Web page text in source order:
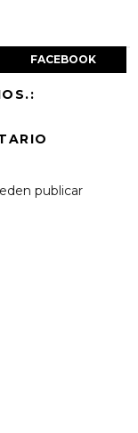
FACEBOOK
publicar